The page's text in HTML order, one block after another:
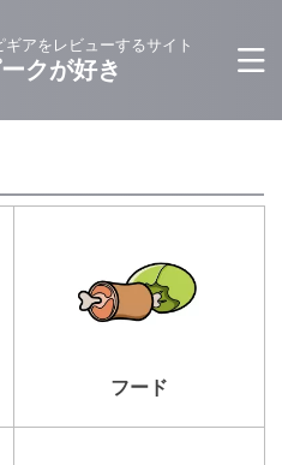
アをレビューするサイト
クが好き
フード